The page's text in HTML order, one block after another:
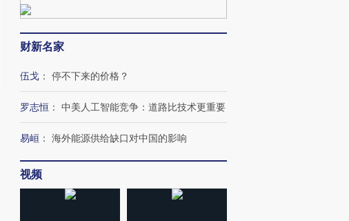
财新名家
伍戈 ： 停不下来的价格？
罗志恒 ： 中美人工智能竞争：道路比技术更重要
易峘 ： 海外能源供给缺口对中国的影响
视频